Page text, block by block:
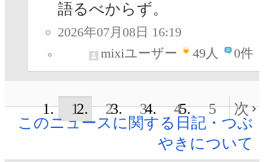
語るべからず。
2026年07月08日 16:19
mixiユーザー
49人 0件
1 2 3 4 5
次
このニュースに関する日記・つぶ
やきについて